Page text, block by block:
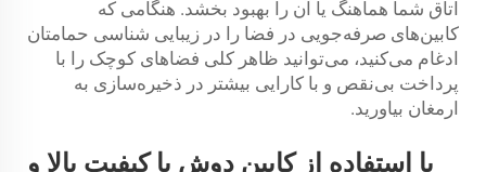
اتاق شما هماهنگ یا آن را بهبود بخشد. هنگامی که
کابین‌های صرفه‌جویی در فضا را در زیبایی شناسی حمامتان
ادغام می‌کنید، می‌توانید ظاهر کلی فضاهای کوچک را با
پرداخت بی‌نقص و با کارایی بیشتر در ذخیره‌سازی به
ارمغان بیاورید.
با استفاده از کابین دوش با کیفیت بالا و